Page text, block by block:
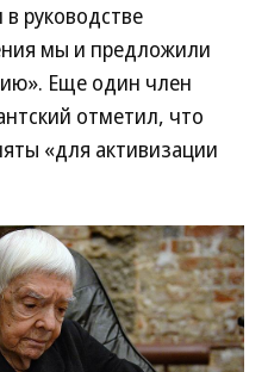
руководстве
мы и предложили
Еще один член
отметил, что
«для активизации